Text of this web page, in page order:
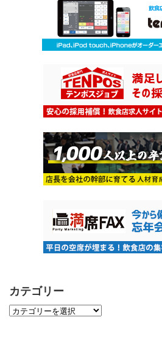
カテゴリー